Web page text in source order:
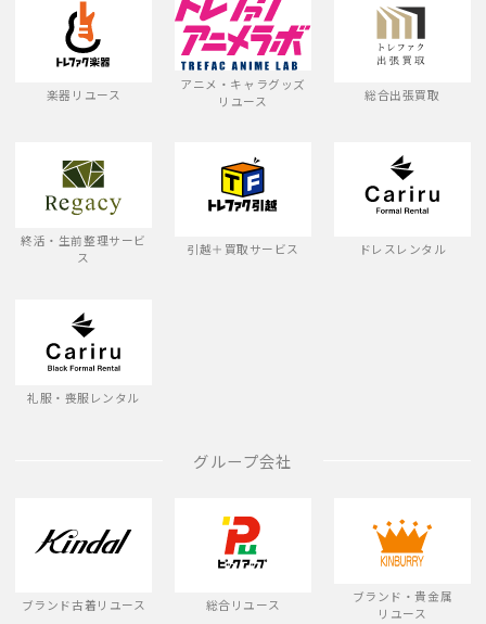
楽器リユース
アニメ・キャラグッズ
リユース
総合出張買取
終活・生前整理サービ
ス
引越＋買取サービス ドレスレンタル
礼服・喪服レンタル
グループ会社
ブランド古着リユース 総合リユース
ブランド・貴金属
リユース